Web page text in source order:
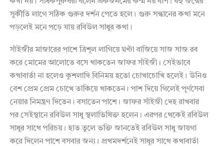
সুর্কীতি লাগে সঠিক গুরুর দর্শন পেতে হলে। গুরু সন্ধানের কথা মনে
পড়লেই মনে পড়ে যায় রবিউল সাধুর কথা।
সাঁইজীর মাজারের পাশে ত্রিশূল লাগিয়ে ঘণ্টা বাজিয়ে সাজ সাজ রব
করে মোমের আলোতে বসে থাকতেন জাফর সাঁইজী। সেইভাবে
কথাবার্তা না হলেও কুশলাদি বিনিময় হতো চোখাচোখি হলেই। উনিও
বেশ প্রেম প্রেম চোখে তাকিয়ে থাকতেন। পাশ দিয়ে গিলেই পূর্ণসেবা
নেয়ার নিমন্ত্রণ দিতেন। বসাতেন পাশে। জাফর সাঁইজী দেহ রাখবার
পর সেইস্থানে রবিউল সাধু স্থলাভিষিক্ত হলেন। এরপর থেকেই রবিউল
সাধুর সাথে পরিচয়। হাত তুলে ভক্তি জানতেই রবিউল সাধু জায়গা
করে দিলেন পাশে বসবার জন্য। প্রথমদর্শনেই সাধুর সাথে কথাবার্তা